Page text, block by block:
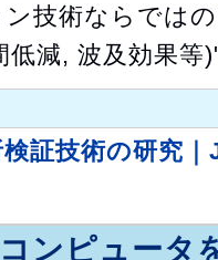
技術ならでは
低減, 波及効果等
証技術の研究
ンピュータ